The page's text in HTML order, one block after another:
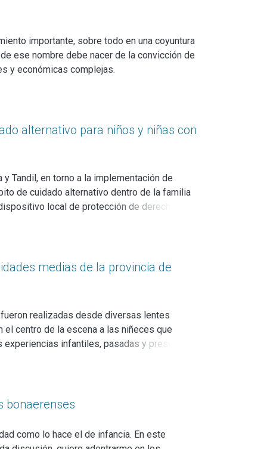
la participación de jóvenes en la
programas sociales y penales, y de
prácticas de los hallazgos.
importante, sobre todo en una coyuntura
ese nombre debe nacer de la convicción de
y económicas complejas.
esa misma convicción, que es también una
en el marco del sistema científico
su tarea en los centros de investigación
Comisión de Investigaciones Científicas.
alternativo para niños y niñas con
Tandil, en torno a la implementación de
de cuidado alternativo dentro de la familia
local de protección de derechos,
A partir del análisis de las obligaciones
medias de la provincia de
realizadas desde diversas lentes
centro de la escena a las niñeces que
infantiles, pasadas y presentes,
y arrinconamiento espacial
de experiencias infantiles que
habituales en el abordaje de la
soslayados en los abordajes más
bonaerenses
como lo hace el de infancia. En este